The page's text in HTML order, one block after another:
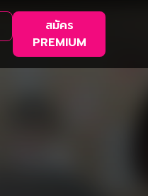
สมัคร
PREMIUM